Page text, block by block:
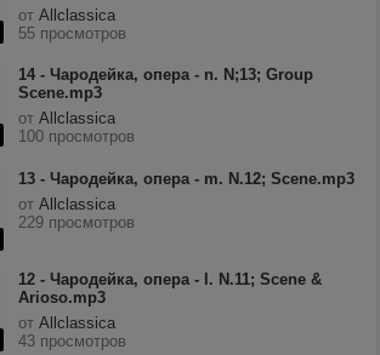
отAllclassica
55 просмотров
14 - Чародейка, опера - n. N;13; Group
Scene.mp3
отAllclassica
100 просмотров
13 - Чародейка, опера - m. N.12; Scene.mp3
отAllclassica
229 просмотров
12 - Чародейка, опера - l. N.11; Scene &
Arioso.mp3
отAllclassica
43 просмотров